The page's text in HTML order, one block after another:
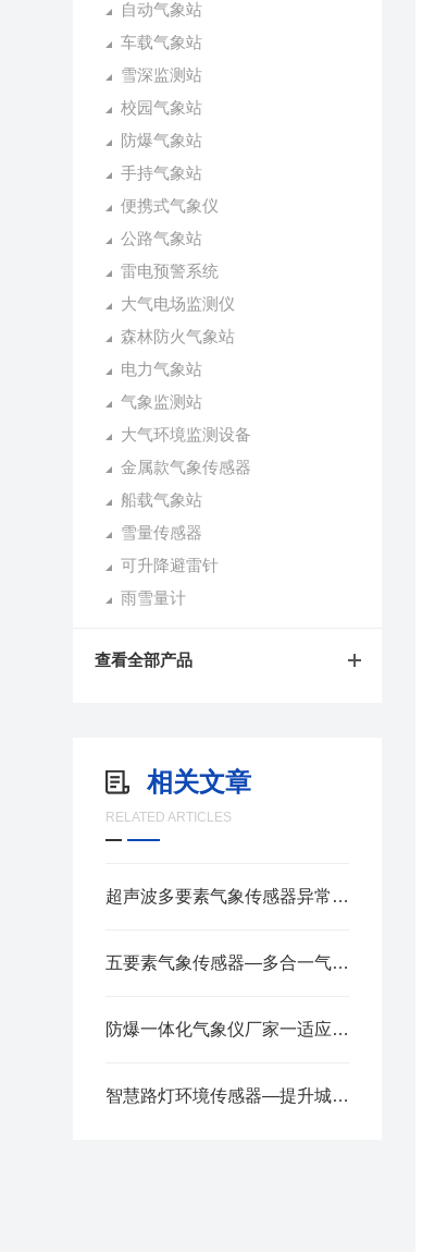
自动气象站
车载气象站
雪深监测站
校园气象站
防爆气象站
手持气象站
便携式气象仪
公路气象站
雷电预警系统
大气电场监测仪
森林防火气象站
电力气象站
气象监测站
大气环境监测设备
金属款气象传感器
船载气象站
雪量传感器
可升降避雷针
雨雪量计
查看全部产品
相关文章
RELATED ARTICLES
超声波多要素气象传感器异常数据的诊断与解决方法
五要素气象传感器—多合一气象站精准高效监测2025全+境+派+送
防爆一体化气象仪厂家一适应恶劣环境监测的防爆气象站
智慧路灯环境传感器—提升城市管理效率，发现并预警恶劣天气